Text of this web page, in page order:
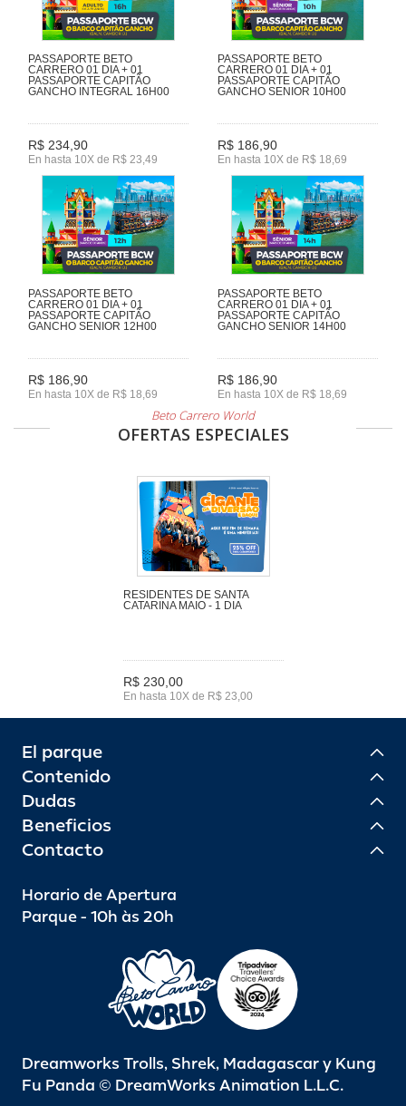
PASSAPORTE BETO
CARRERO 01 DIA + 01
PASSAPORTE CAPITÃO
GANCHO INTEGRAL 16H00
R$ 234,90
En hasta 10X de R$ 23,49
PASSAPORTE BETO
CARRERO 01 DIA + 01
PASSAPORTE CAPITÃO
GANCHO SENIOR 10H00
R$ 186,90
En hasta 10X de R$ 18,69
PASSAPORTE BETO
CARRERO 01 DIA + 01
PASSAPORTE CAPITÃO
GANCHO SENIOR 12H00
R$ 186,90
En hasta 10X de R$ 18,69
PASSAPORTE BETO
CARRERO 01 DIA + 01
PASSAPORTE CAPITÃO
GANCHO SENIOR 14H00
R$ 186,90
En hasta 10X de R$ 18,69
Beto Carrero World
OFERTAS ESPECIALES
RESIDENTES DE SANTA
CATARINA MAIO - 1 DIA
R$ 230,00
En hasta 10X de R$ 23,00
El parque
Contenido
Dudas
Beneficios
Contacto
Horario de Apertura
Parque - 10h às 20h
Dreamworks Trolls, Shrek, Madagascar y Kung
Fu Panda © DreamWorks Animation L.L.C.